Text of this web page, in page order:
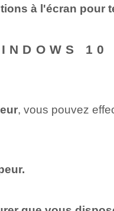
à l'écran pour
, vous pouvez
.